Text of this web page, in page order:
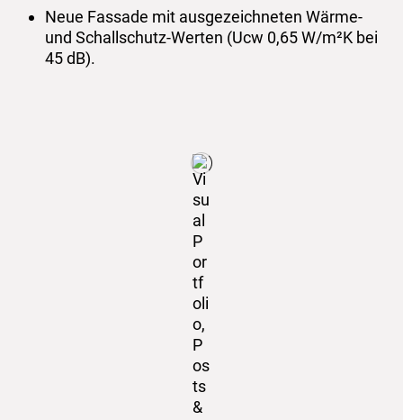
Neue Fassade mit ausgezeichneten Wärme-
und Schallschutz-Werten (Ucw 0,65 W/m²K bei
45 dB).